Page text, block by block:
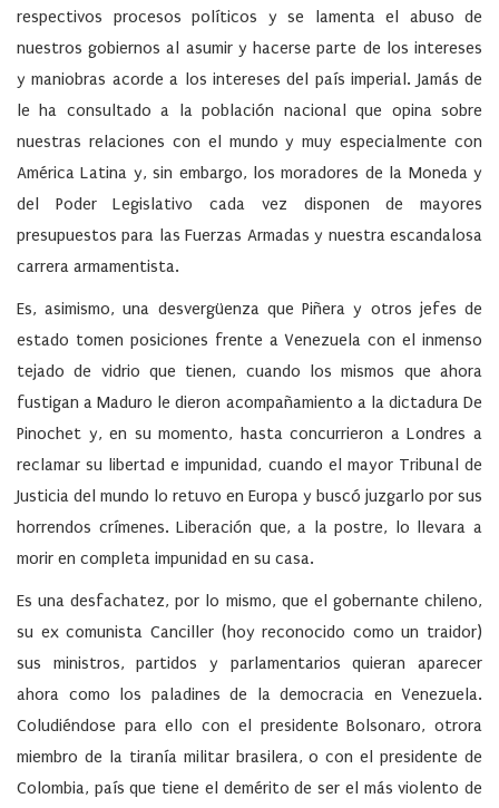
respectivos procesos políticos y se lamenta el abuso de
nuestros gobiernos al asumir y hacerse parte de los intereses
y maniobras acorde a los intereses del país imperial. Jamás de
le ha consultado a la población nacional que opina sobre
nuestras relaciones con el mundo y muy especialmente con
América Latina y, sin embargo, los moradores de la Moneda y
del Poder Legislativo cada vez disponen de mayores
presupuestos para las Fuerzas Armadas y nuestra escandalosa
carrera armamentista.
Es, asimismo, una desvergüenza que Piñera y otros jefes de
estado tomen posiciones frente a Venezuela con el inmenso
tejado de vidrio que tienen, cuando los mismos que ahora
fustigan a Maduro le dieron acompañamiento a la dictadura De
Pinochet y, en su momento, hasta concurrieron a Londres a
reclamar su libertad e impunidad, cuando el mayor Tribunal de
Justicia del mundo lo retuvo en Europa y buscó juzgarlo por sus
horrendos crímenes. Liberación que, a la postre, lo llevara a
morir en completa impunidad en su casa.
Es una desfachatez, por lo mismo, que el gobernante chileno,
su ex comunista Canciller (hoy reconocido como un traidor)
sus ministros, partidos y parlamentarios quieran aparecer
ahora como los paladines de la democracia en Venezuela.
Coludiéndose para ello con el presidente Bolsonaro, otrora
miembro de la tiranía militar brasilera, o con el presidente de
Colombia, país que tiene el demérito de ser el más violento de